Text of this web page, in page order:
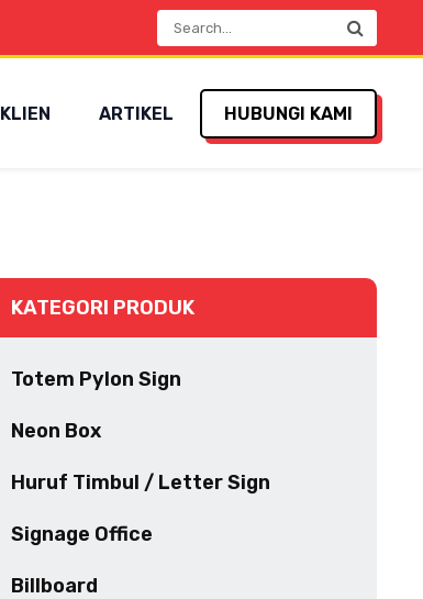
KLIEN ARTIKEL HUBUNGI KAMI
KATEGORI PRODUK
Totem Pylon Sign
Neon Box
Huruf Timbul / Letter Sign
Signage Office
Billboard